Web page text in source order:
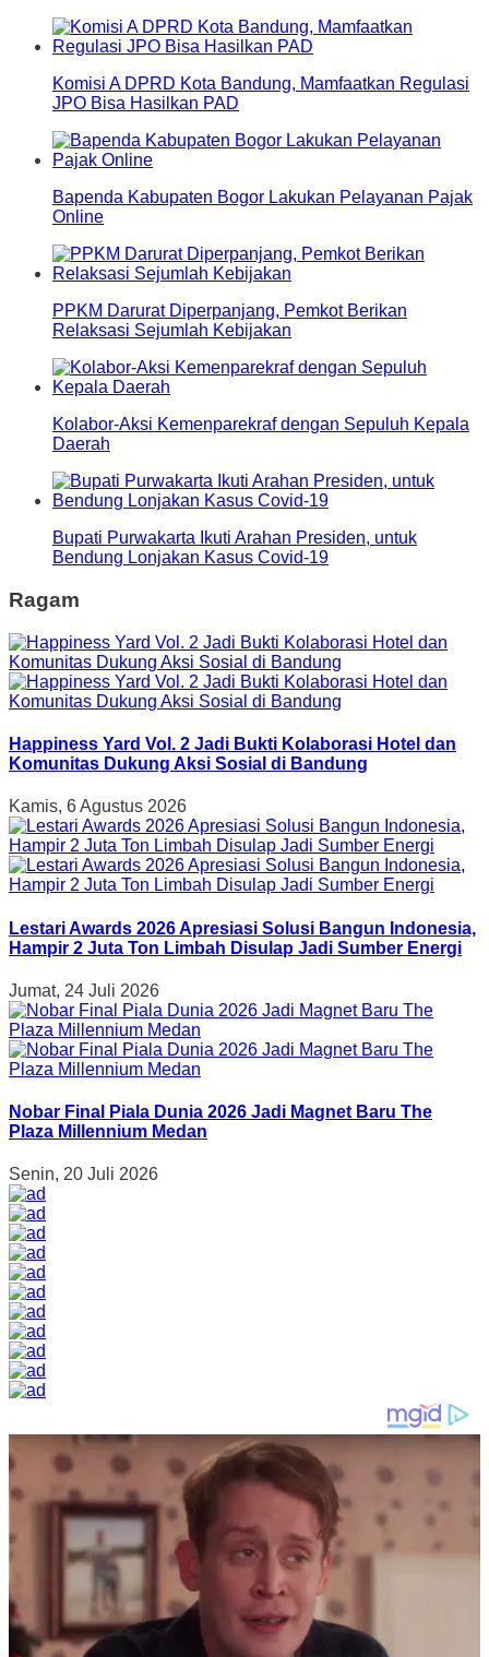
Komisi A DPRD Kota Bandung, Mamfaatkan Regulasi
JPO Bisa Hasilkan PAD
Bapenda Kabupaten Bogor Lakukan Pelayanan Pajak
Online
PPKM Darurat Diperpanjang, Pemkot Berikan
Relaksasi Sejumlah Kebijakan
Kolabor-Aksi Kemenparekraf dengan Sepuluh Kepala
Daerah
Bupati Purwakarta Ikuti Arahan Presiden, untuk
Bendung Lonjakan Kasus Covid-19
Ragam
Happiness Yard Vol. 2 Jadi Bukti Kolaborasi Hotel dan
Komunitas Dukung Aksi Sosial di Bandung
Kamis, 6 Agustus 2026
Lestari Awards 2026 Apresiasi Solusi Bangun Indonesia,
Hampir 2 Juta Ton Limbah Disulap Jadi Sumber Energi
Jumat, 24 Juli 2026
Nobar Final Piala Dunia 2026 Jadi Magnet Baru The
Plaza Millennium Medan
Senin, 20 Juli 2026